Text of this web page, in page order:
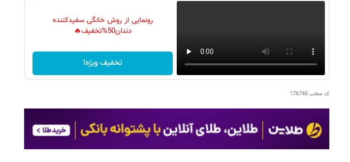
رونمایی از روش خانگی سفیدکننده
دندان50%تخفیف🔥
تخفیف ویژه!
کد مطلب176745